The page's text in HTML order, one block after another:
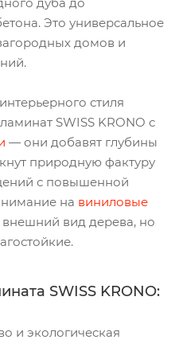
Это универсальное
домов и
стиля
SWISS KRONO с
— они добавят глубины
природную фактуру
с повышенной
на виниловые
вид дерева, но
SWISS KRONO:
и экологическая